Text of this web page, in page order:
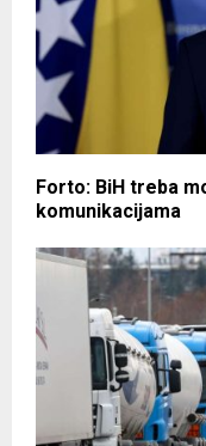
Forto: BiH treba
komunikacijama